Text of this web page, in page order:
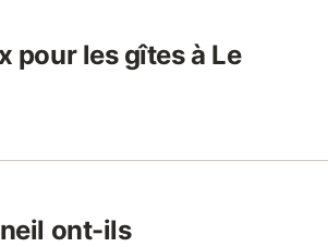
pour les gîtes à Le
ont-ils